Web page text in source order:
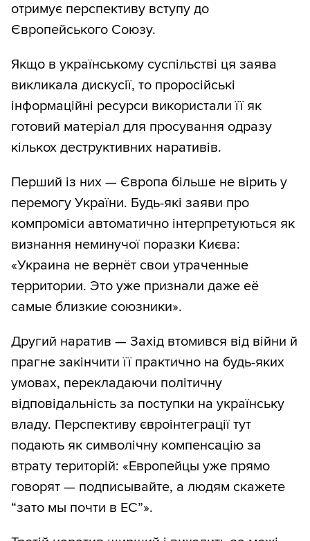
отримує перспективу вступу до
Європейського Союзу.
Якщо в українському суспільстві ця заява
викликала дискусії, то проросійські
інформаційні ресурси використали її як
готовий матеріал для просування одразу
кількох деструктивних наративів.
Перший із них — Європа більше не вірить у
перемогу України. Будь-які заяви про
компроміси автоматично інтерпретуються як
визнання неминучої поразки Києва:
«Украина не вернёт свои утраченные
территории. Это уже признали даже её
самые близкие союзники».
Другий наратив — Захід втомився від війни й
прагне закінчити її практично на будь-яких
умовах, перекладаючи політичну
відповідальність за поступки на українську
владу. Перспективу євроінтеграції тут
подають як символічну компенсацію за
втрату територій: «Европейцы уже прямо
говорят — подписывайте, а людям скажете
“зато мы почти в ЕС”».